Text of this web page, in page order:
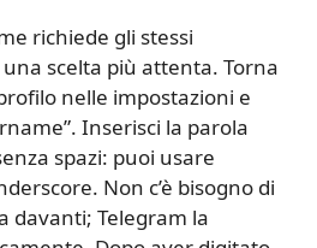
richiede gli stessi
scelta più attenta. Torna
nelle impostazioni e
Inserisci la parola
spazi: puoi usare
Non c’è bisogno di
davanti; Telegram la